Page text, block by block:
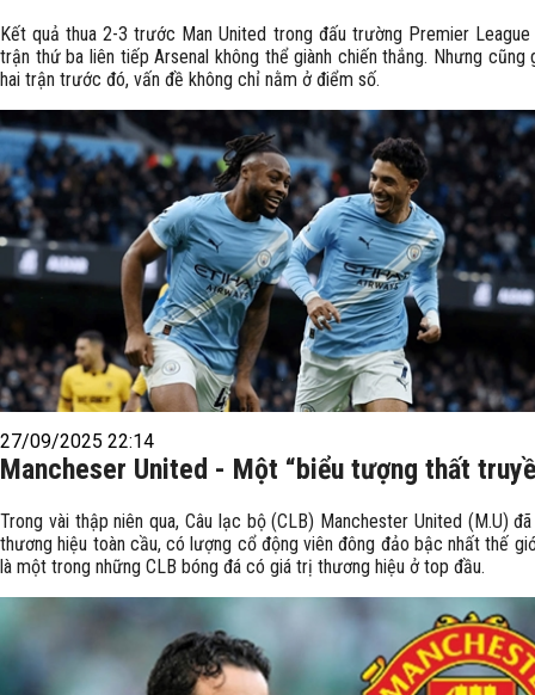
Kết quả thua 2-3 trước Man United trong đấu trường Premier League
trận thứ ba liên tiếp Arsenal không thể giành chiến thắng. Nhưng cũng
hai trận trước đó, vấn đề không chỉ nằm ở điểm số.
27/09/2025 22:14
Mancheser United - Một “biểu tượng thất
Trong vài thập niên qua, Câu lạc bộ (CLB) Manchester United (M.U)
thương hiệu toàn cầu, có lượng cổ động viên đông đảo bậc nhất thế
là một trong những CLB bóng đá có giá trị thương hiệu ở top đầu.